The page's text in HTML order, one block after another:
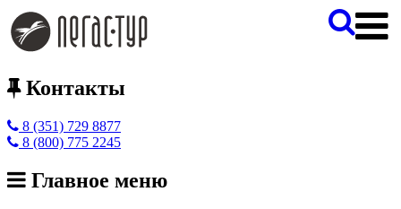
Контакты
8 (351) 729 8877
8 (800) 775 2245
Главное меню